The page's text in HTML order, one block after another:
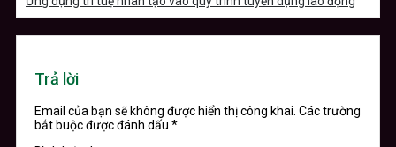
Trả lời
Email của bạn sẽ không được hiển thị công khai. Các trường
bắt buộc được đánh dấu *